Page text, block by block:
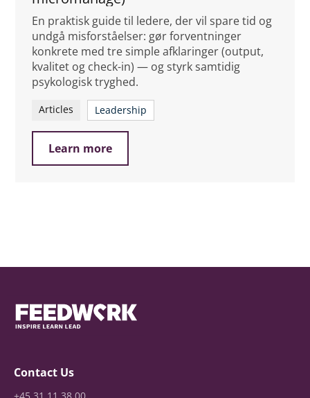
En praktisk guide til ledere, der vil spare tid og
undgå misforståelser: gør forventninger
konkrete med tre simple afklaringer (output,
kvalitet og check-in) — og styrk samtidig
psykologisk tryghed.
Articles Leadership
Learn more
Contact Us